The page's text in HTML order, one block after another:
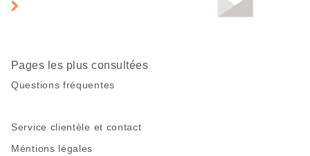
Pages les plus consultées
Questions fréquentes
Service clientèle et contact
Méntions légales